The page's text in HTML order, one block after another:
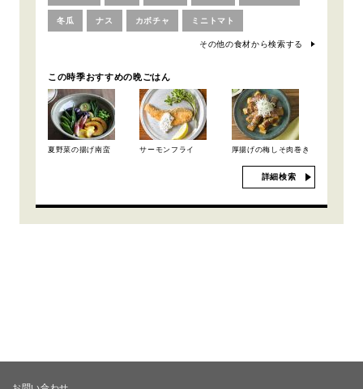
冬瓜 ナス カボチャ ミニトマト
その他の食材から検索する
この時季おすすめの晩ごはん
夏野菜の揚げ南蛮 サーモンフライ 厚揚げの梅しそ肉巻き
詳細検索